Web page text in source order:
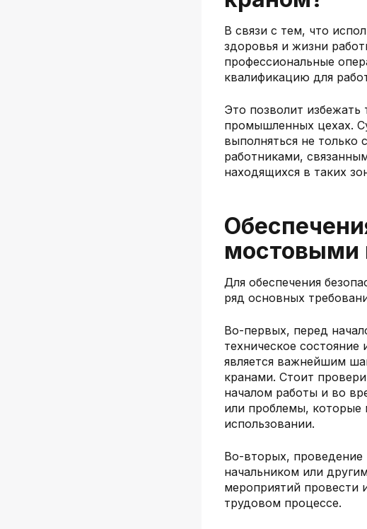
В связи с тем, что
здоровья и жизни
профессиональные
квалификацию для
Это позволит
промышленных цехах.
выполняться не
работниками,
находящихся в таких
мостовыми
Для обеспечения
ряд основных
Во-первых, перед
техническое состояние
является важнейшим
кранами. Стоит
началом работы и во
или проблемы, которые
использовании.
Во-вторых, проведение
начальником или
мероприятий провести
трудовом процессе.